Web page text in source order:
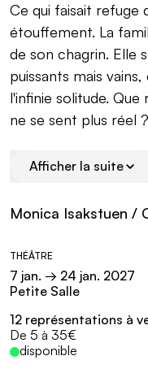
Ce qui faisait refuge
étouffement. La
de son chagrin. Elle
puissants mais
l'infinie solitude.
ne se sent plus réel ?
Afficher la suite
Lauréate du Prix
cauchemar et
entre présent,
par une écriture qui
jusqu'à faire
nommé. Un univers
dans sa capacité à
ordinaire des décors.
Monica Isakstuen /
THÉÂTRE
7 jan. → 24 jan. 2027
Petite Salle
12 représentations à
Tarifs :
De 5 à 35€
disponible